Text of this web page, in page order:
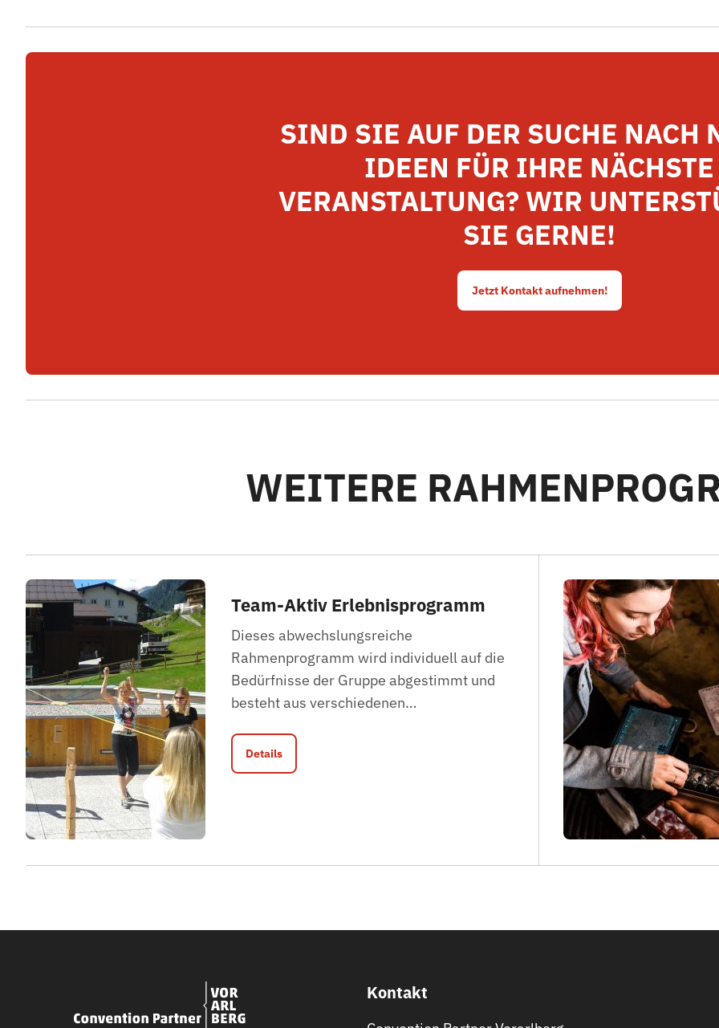
SIND SIE AUF DER SUCHE NACH
IDEEN FÜR IHRE NÄCHSTE
VERANSTALTUNG? WIR
SIE GERNE!
Jetzt Kontakt aufnehmen!
WEITERE
Team-Aktiv Erlebnisprogramm
Dieses abwechslungsreiche
Rahmenprogramm wird individuell auf die
Bedürfnisse der Gruppe abgestimmt und
besteht aus verschiedenen…
Details
Kontakt